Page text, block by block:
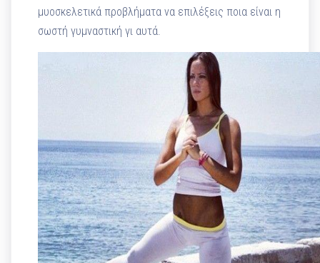
μυοσκελετικά προβλήματα να επιλέξεις ποια είναι η
σωστή γυμναστική γι αυτά.